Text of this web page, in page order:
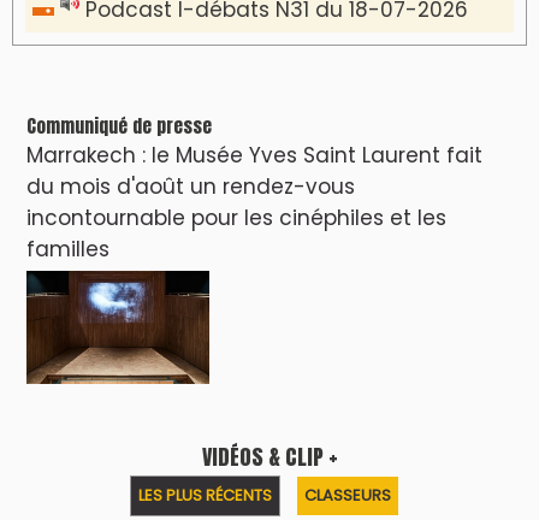
دِيمَا المَغرِب Clip
🎵Bulldozer Blues
Clip : 🎵 LE BLUES DE L'IA
🎵 Ormuzera bien, qui ormuzera le
dernier
Reportages
Nizar Baraka préside à Marrakech une
l’équité territoriale